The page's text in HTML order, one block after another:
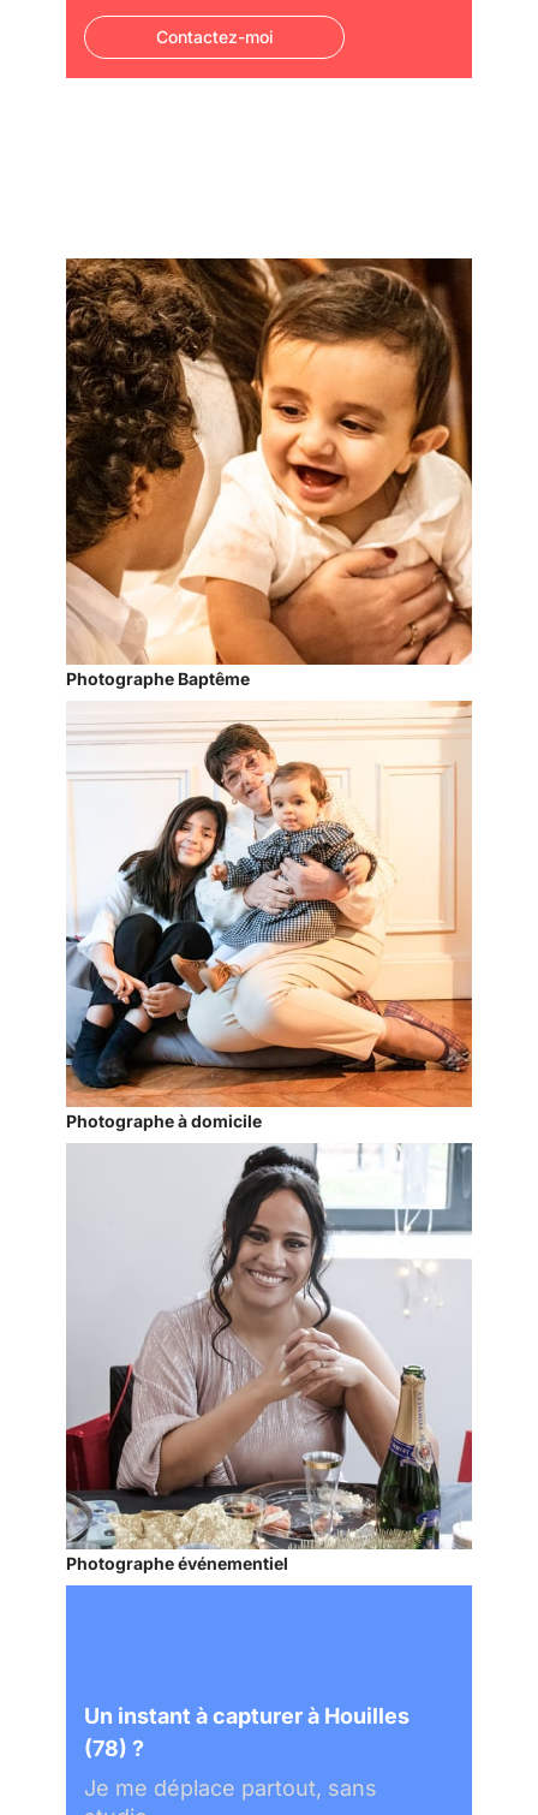
Contactez-moi
Photographe Baptême
Photographe à domicile
Photographe événementiel
Un instant à capturer à Houilles
(78) ?
Je me déplace partout, sans